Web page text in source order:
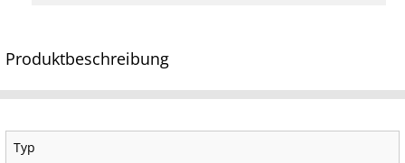
Produktbeschreibung
Typ